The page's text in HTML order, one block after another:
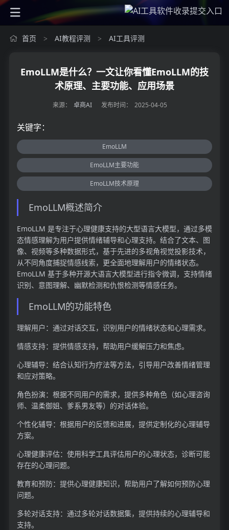
首页 > AI教程评测 > AI工具评测
EmoLLM是什么？一文让你看懂EmoLLM的技
术原理、主要功能、应用场景
来源： 卓商AI 发布时间： 2025-04-05
关键字：
EmoLLM
EmoLLM主要功能
EmoLLM技术原理
EmoLLM概述简介
EmoLLM 是专注于心理健康支持的大型语言大模型，通过多模
态情感理解为用户提供情绪辅导和心理支持。结合了文本、图
像、视频等多种数据形式，基于先进的多视角视觉投影技术，
从不同角度捕捉情感线索，更全面地理解用户的情绪状态。
EmoLLM 基于多种开源大语言大模型进行指令微调，支持情绪
识别、意图理解、幽默检测和仇恨检测等情感任务。
EmoLLM的功能特色
理解用户：通过对话交互，识别用户的情绪状态和心理需求。
情感支持：提供情感支持，帮助用户缓解压力和焦虑。
心理辅导：结合认知行为疗法等方法，引导用户改善情绪管理
和应对策略。
角色扮演：根据不同用户的需求，提供多种角色（如心理咨询
师、温柔御姐、爹系男友等）的对话体验。
个性化辅导：根据用户的反馈和进展，提供定制化的心理辅导
方案。
心理健康评估：使用科学工具评估用户的心理状态，诊断可能
存在的心理问题。
教育和预防：提供心理健康知识，帮助用户了解如何预防心理
问题。
多轮对话支持：通过多轮对话数据集，提供持续的心理辅导和
支持。